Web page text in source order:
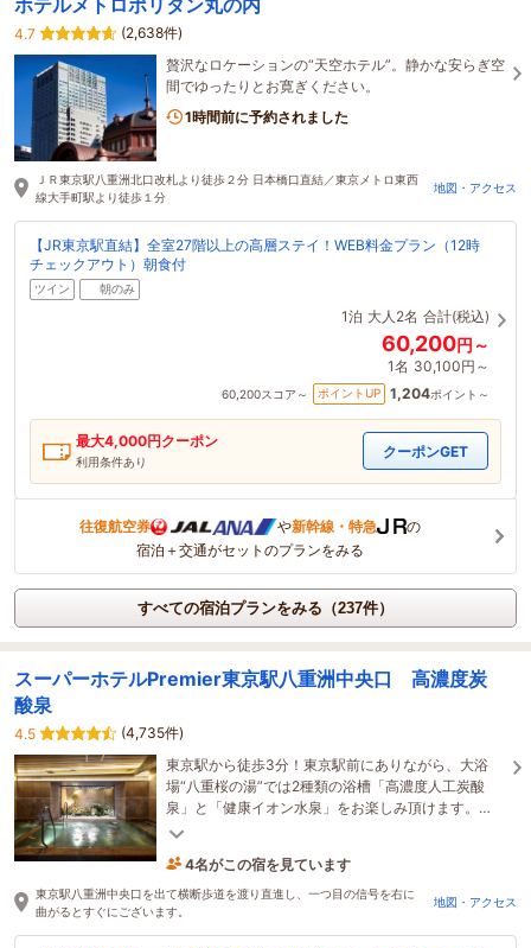
4.7
(2,638件)
贅沢なロケーションの“天空ホテル”。静かな安らぎ空
間でゆったりとお寛ぎください。
1時間前に予約されました
ＪＲ東京駅八重洲北口改札より徒歩２分 日本橋口直結／東京メトロ東西
線大手町駅より徒歩１分
地図・アクセス
【JR東京駅直結】全室27階以上の高層ステイ！WEB料金プラン（12時
チェックアウト）朝食付
ツイン 朝のみ
1泊 大人2名 合計(税込)
60,200円～
1名 30,100円～
60,200スコア～ ポイントUP 1,204ポイント～
最大4,000円クーポン
利用条件あり
クーポンGET
往復航空券 や新幹線・特急
の
宿泊＋交通がセットのプランをみる
すべての宿泊プランをみる（237件）
スーパーホテルPremier東京駅八重洲中央口 高濃度炭
酸泉
4.5
(4,735件)
東京駅から徒歩3分！東京駅前にありながら、大浴
場“八重桜の湯”では2種類の浴槽「高濃度人工炭酸
泉」と「健康イオン水泉」をお楽しみ頂けます。
【おもてなし規格 紫認証ホテル（経済産業省）】
1時間前に予約されました
東京駅八重洲中央口を出て横断歩道を渡り直進し、一つ目の信号を右に
曲がるとすぐにございます。
地図・アクセス